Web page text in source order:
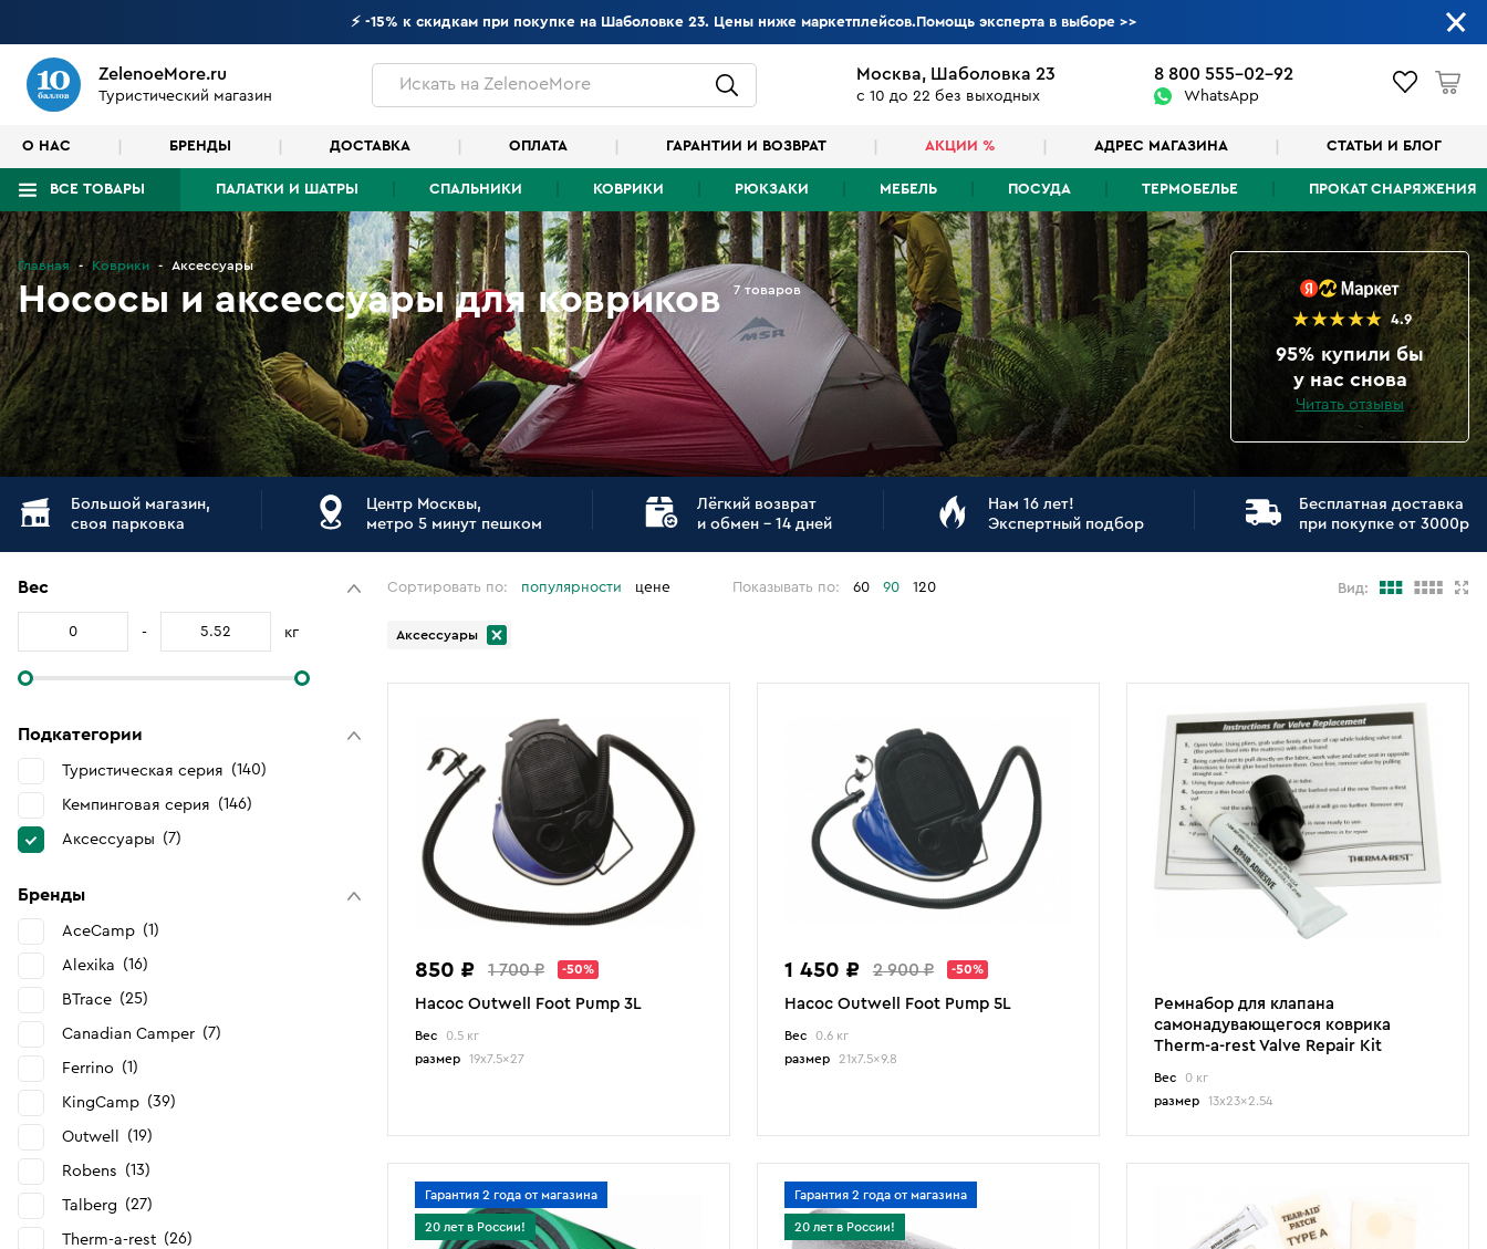
⚡ -15% к скидкам при покупке на Шаболовке 23. Цены ниже маркетплейсов.Помощь эксперта в выборе>>
ZelenoeMore.ru
Туристический магазин
Искатьна ZelenoeMore
Москва, Шаболовка 23
с 10 до 22 без выходных
8 800 555-02-92
WhatsApp
О НАС БРЕНДЫ ДОСТАВКА ОПЛАТА ГАРАНТИИ И ВОЗВРАТ АКЦИИ % АДРЕС МАГАЗИНА СТАТЬИ И БЛОГ
ВСЕ ТОВАРЫ ПАЛАТКИ И ШАТРЫ СПАЛЬНИКИ КОВРИКИ РЮКЗАКИ МЕБЕЛЬ ПОСУДА ТЕРМОБЕЛЬЕ ПРОКАТ СНАРЯЖЕНИЯ
Что будем искать?
Главная
Коврики Аксессуары
Нососы и аксессуары для ковриков 7 товаров
4.9
95% купили бы
у нас снова
Читать отзывы
Большой магазин,
своя парковка
Центр Москвы,
метро 5 минут пешком
Лёгкий возврат
и обмен - 14 дней
Нам 16 лет!
Экспертный подбор
Бесплатная доставка
при покупке от 3000р
Вес
- кг
Подкатегории
Туристическая серия 140
Кемпинговая серия 146
Аксессуары 7
Бренды
AceCamp 1
Alexika 16
BTrace 25
Canadian Camper 7
Ferrino 1
KingCamp 39
Outwell 19
Robens 13
Talberg 27
Therm-a-rest 26
Сортировать по: популярности цене Показывать по: 60 90 120 Вид:
Аксессуары
1 700 ₽ -50%
850 ₽
Насос Outwell Foot Pump 3L
Вес
0.5 кг
размер
19x7.5x27
2 900 ₽ -50%
1 450 ₽
Насос Outwell Foot Pump 5L
Вес
0.6 кг
размер
21x7.5x9.8
Ремнабор для клапана
самонадувающегося коврика
Therm-a-rest Valve Repair Kit
Вес
0 кг
размер
13x23x2.54
Гарантия 2 года от магазина
20 лет в России!
Гарантия 2 года от магазина
20 лет в России!